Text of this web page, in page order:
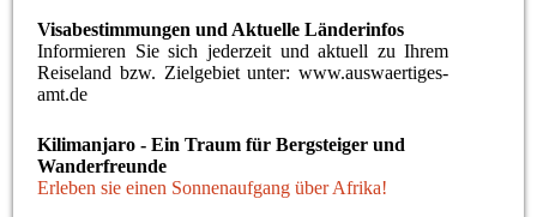
Visabestimmungen und Aktuelle Länderinfos
Informieren Sie sich jederzeit und aktuell zu Ihrem
Reiseland bzw. Zielgebiet unter: www.auswaertiges-
amt.de
Kilimanjaro - Ein Traum für Bergsteiger und
Wanderfreunde
Erleben sie einen Sonnenaufgang über Afrika!